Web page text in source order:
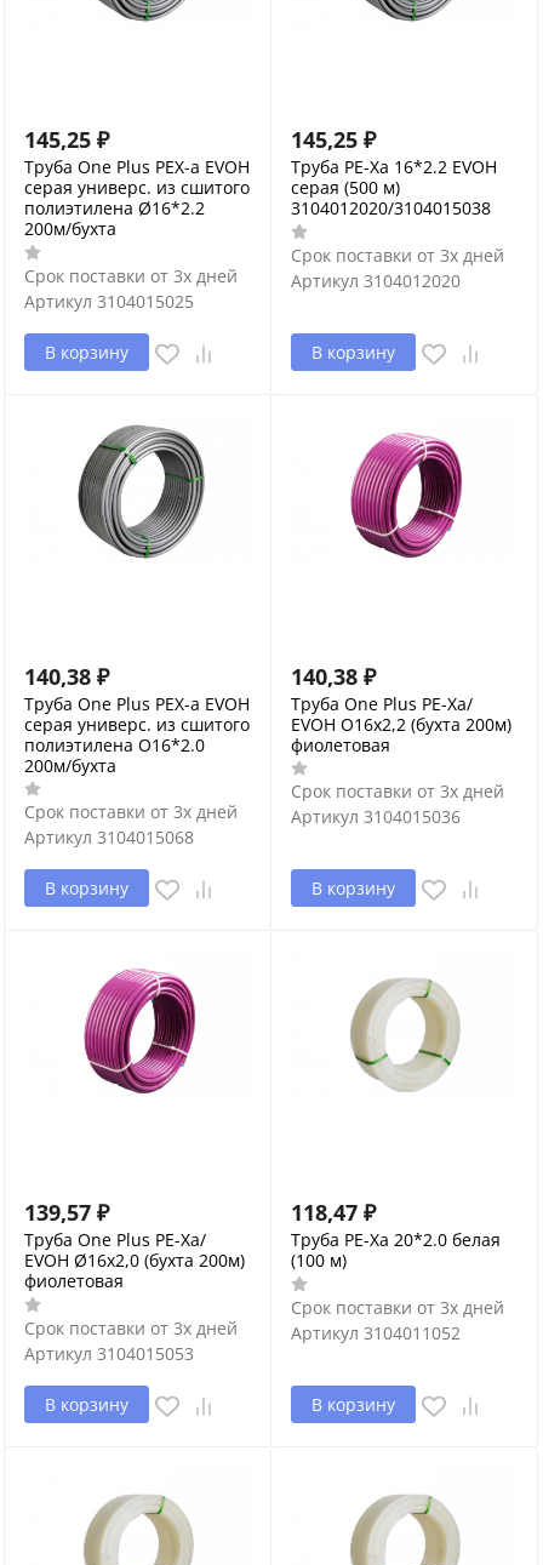
145,25 ₽
Труба One Plus PEX-a EVOH
серая универс. из сшитого
полиэтилена Ø16*2.2
200м/бухта
Срок поставки от 3х дней
Артикул 3104015025
В корзину
145,25 ₽
Труба PE-Xa 16*2.2 EVOH
серая (500 м)
3104012020/3104015038
Срок поставки от 3х дней
Артикул 3104012020
В корзину
140,38 ₽
Труба One Plus PEX-a EVOH
серая универс. из сшитого
полиэтилена O16*2.0
200м/бухта
Срок поставки от 3х дней
Артикул 3104015068
В корзину
140,38 ₽
Труба One Plus PE-Xa/
EVOH O16х2,2 (бухта 200м)
фиолетовая
Срок поставки от 3х дней
Артикул 3104015036
В корзину
139,57 ₽
Труба One Plus PE-Xa/
EVOH Ø16х2,0 (бухта 200м)
фиолетовая
Срок поставки от 3х дней
Артикул 3104015053
В корзину
118,47 ₽
Труба PE-Xa 20*2.0 белая
(100 м)
Срок поставки от 3х дней
Артикул 3104011052
В корзину